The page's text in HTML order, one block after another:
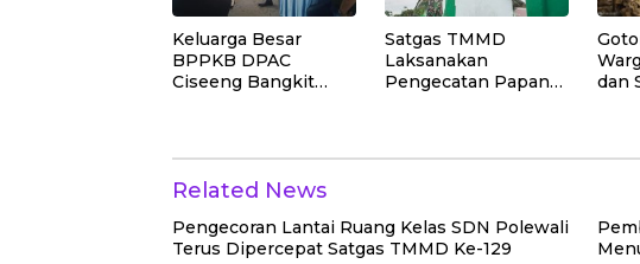
Keluarga Besar
BPPKB DPAC
Ciseeng Bangkit
Satgas TMMD
Laksanakan
Pengecatan Papan
dan
Related News
Pengecoran Lantai Ruang Kelas SDN Polewali
Terus Dipercepat Satgas TMMD Ke-129